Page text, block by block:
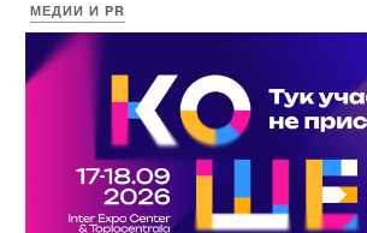
МЕДИИ И PR